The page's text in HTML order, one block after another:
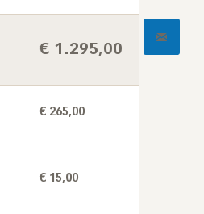
€ 1.295,00
€ 265,00
€ 15,00